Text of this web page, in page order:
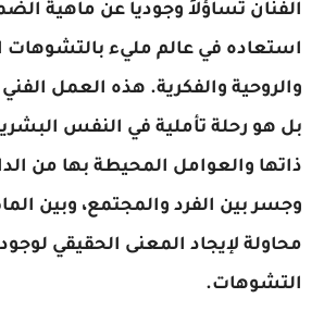
الفنان تساؤلاً وجودياً عن ماهية
استعاده في عالم مليء بالتشوهات
والروحية والفكرية. هذه العمل
بل هو رحلة تأملية في النفس
ذاتها والعوامل المحيطة بها من
وجسر بين الفرد والمجتمع، وبين
محاولة لإيجاد المعنى الحقيقي
التشوهات.